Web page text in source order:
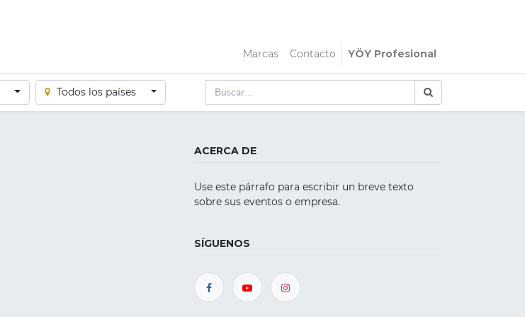
Marcas Contacto YÖY Profesional
Todos los países
ACERCA DE
Use este párrafo para escribir un breve texto
sobre sus eventos o empresa.
SÍGUENOS